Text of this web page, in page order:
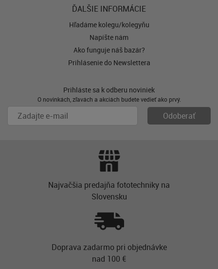
ĎALŠIE INFORMÁCIE
Hľadáme kolegu/kolegyňu
Napíšte nám
Ako funguje náš bazár?
Prihlásenie do Newslettera
Prihláste sa k odberu noviniek
O novinkách, zľavách a akciách budete vedieť ako prvý.
Najvačšia predajňa fototechniky na
Slovensku
Doprava zadarmo pri objednávke
nad 100 €